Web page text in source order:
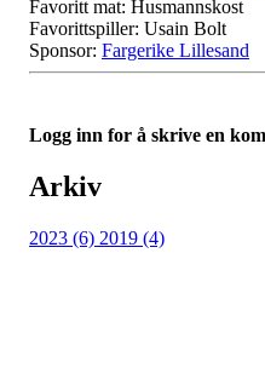
Favoritt mat: Husmannskost
Favorittspiller: Usain Bolt
Sponsor: Fargerike Lillesand
Logg inn for å skrive en
Arkiv
2023 (6) 2019 (4)